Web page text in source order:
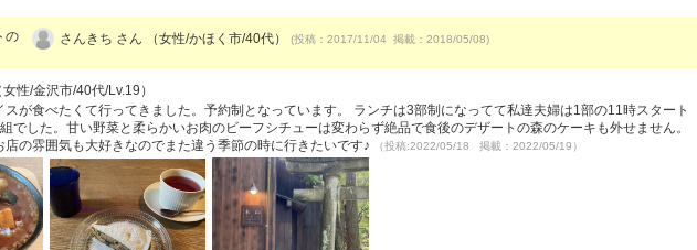
の
さんきち さん （女性/かほく市/40代） (投稿：2017/11/04 掲載：2018/05/08)
性/金沢市/40代/Lv.19）
スが食べたくて行ってきました。予約制となっています。 ランチは3部制になってて私達夫婦は1部の11時スタート
でした。甘い野菜と柔らかいお肉のビーフシチューは変わらず絶品で食後のデザートの森のケーキも外せません。
店の雰囲気も大好きなのでまた違う季節の時に行きたいです♪
（投稿:2022/05/18 掲載：2022/05/19）